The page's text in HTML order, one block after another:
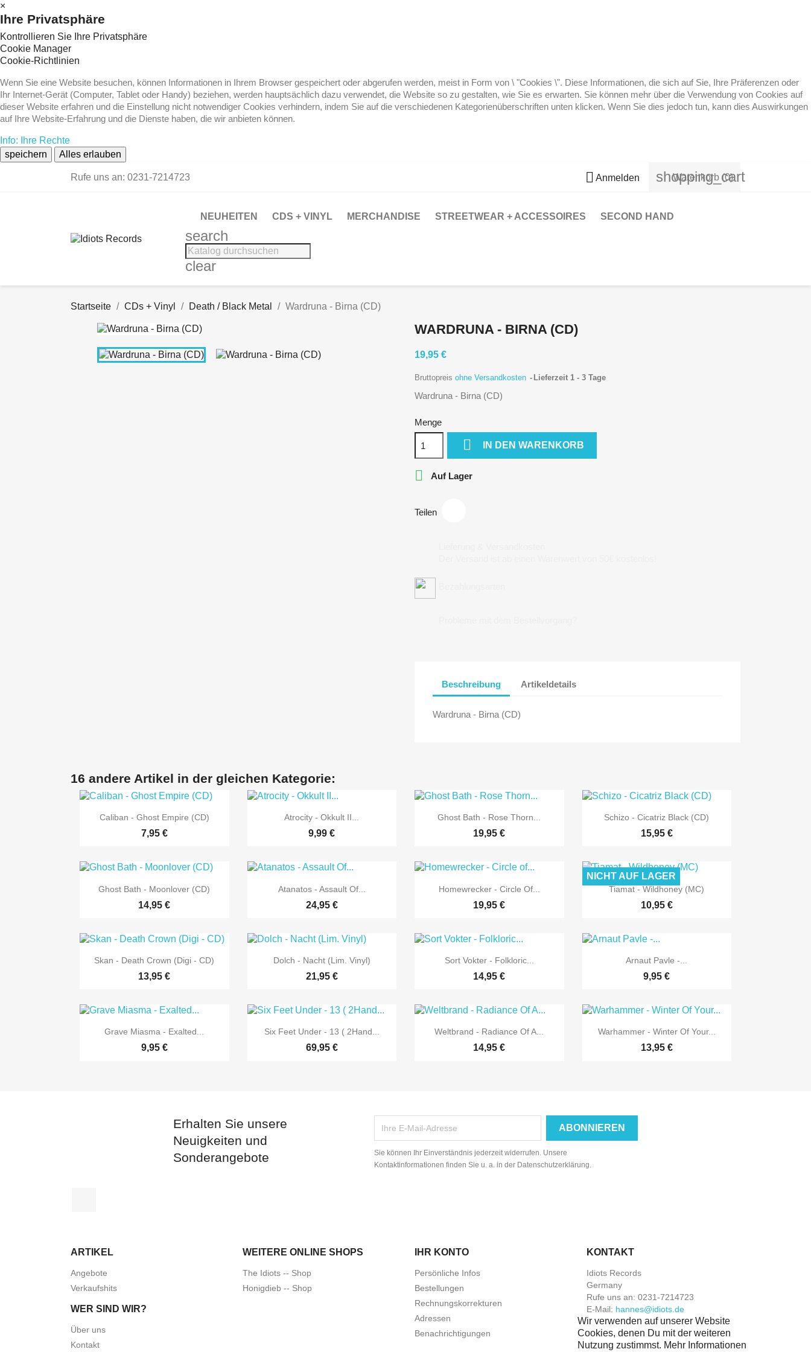
×
Ihre Privatsphäre
Kontrollieren Sie Ihre Privatsphäre
Cookie Manager
Cookie-Richtlinien
Wenn Sie eine Website besuchen, können Informationen in Ihrem Browser gespeichert oder abgerufen werden, meist in Form von \ "Cookies \". Diese Informationen, die sich auf Sie, Ihre Präferenzen oder
Ihr Internet-Gerät (Computer, Tablet oder Handy) beziehen, werden hauptsächlich dazu verwendet, die Website so zu gestalten, wie Sie es erwarten. Sie können mehr über die Verwendung von Cookies auf
dieser Website erfahren und die Einstellung nicht notwendiger Cookies verhindern, indem Sie auf die verschiedenen Kategorienüberschriften unten klicken. Wenn Sie dies jedoch tun, kann dies Auswirkungen
auf Ihre Website-Erfahrung und die Dienste haben, die wir anbieten können.
Info: Ihre Rechte
speichern
Alles erlauben
Rufe uns an: 0231-7214723  Anmelden shopping_cart
Warenkorb (0)
NEUHEITEN CDS + VINYL MERCHANDISE STREETWEAR + ACCESSOIRES SECOND HAND
search
clear
Startseite CDs + Vinyl Death / Black Metal Wardruna - Birna (CD)
WARDRUNA - BIRNA (CD)
19,95 €
Bruttopreis ohne Versandkosten Lieferzeit 1 - 3 Tage
Wardruna - Birna (CD)
Menge
 IN DEN WARENKORB
 Auf Lager
Teilen
Beschreibung Artikeldetails
Wardruna - Birna (CD)
16 andere Artikel in der gleichen Kategorie:
 Vorschau
Caliban - Ghost Empire (CD)
7,95 €
 Vorschau
Atrocity - Okkult II...
9,99 €
 Vorschau
Ghost Bath - Rose Thorn...
19,95 €
 Vorschau
Schizo - Cicatriz Black (CD)
15,95 €
 Vorschau
Ghost Bath - Moonlover (CD)
14,95 €
 Vorschau
Atanatos - Assault Of...
24,95 €
 Vorschau
Homewrecker - Circle Of...
19,95 €
 Vorschau
Tiamat - Wildhoney (MC)
10,95 €
NICHT AUF LAGER
 Vorschau
Skan - Death Crown (Digi - CD)
13,95 €
 Vorschau
Dolch - Nacht (Lim. Vinyl)
21,95 €
 Vorschau
Sort Vokter - Folkloric...
14,95 €
 Vorschau
Arnaut Pavle -...
9,95 €
 Vorschau
Grave Miasma - Exalted...
9,95 €
 Vorschau
Six Feet Under - 13 ( 2Hand...
69,95 €
 Vorschau
Weltbrand - Radiance Of A...
14,95 €
 Vorschau
Warhammer - Winter Of Your...
13,95 €
Erhalten Sie unsere
Neuigkeiten und
Sonderangebote
Sie können Ihr Einverständnis jederzeit widerrufen. Unsere
Kontaktinformationen finden Sie u. a. in der Datenschutzerklärung.
ARTIKEL
Angebote
Verkaufshits
WEITERE ONLINE SHOPS
The Idiots -- Shop
Honigdieb -- Shop
WER SIND WIR?
Über uns
Kontakt
IHR KONTO
Persönliche Infos
Bestellungen
Rechnungskorrekturen
Adressen
Benachrichtigungen
KONTAKT
Idiots Records
Germany
Rufe uns an: 0231-7214723
E-Mail: hannes@idiots.de
Wir verwenden auf unserer Website
Cookies, denen Du mit der weiteren
Nutzung zustimmst. Mehr Informationen